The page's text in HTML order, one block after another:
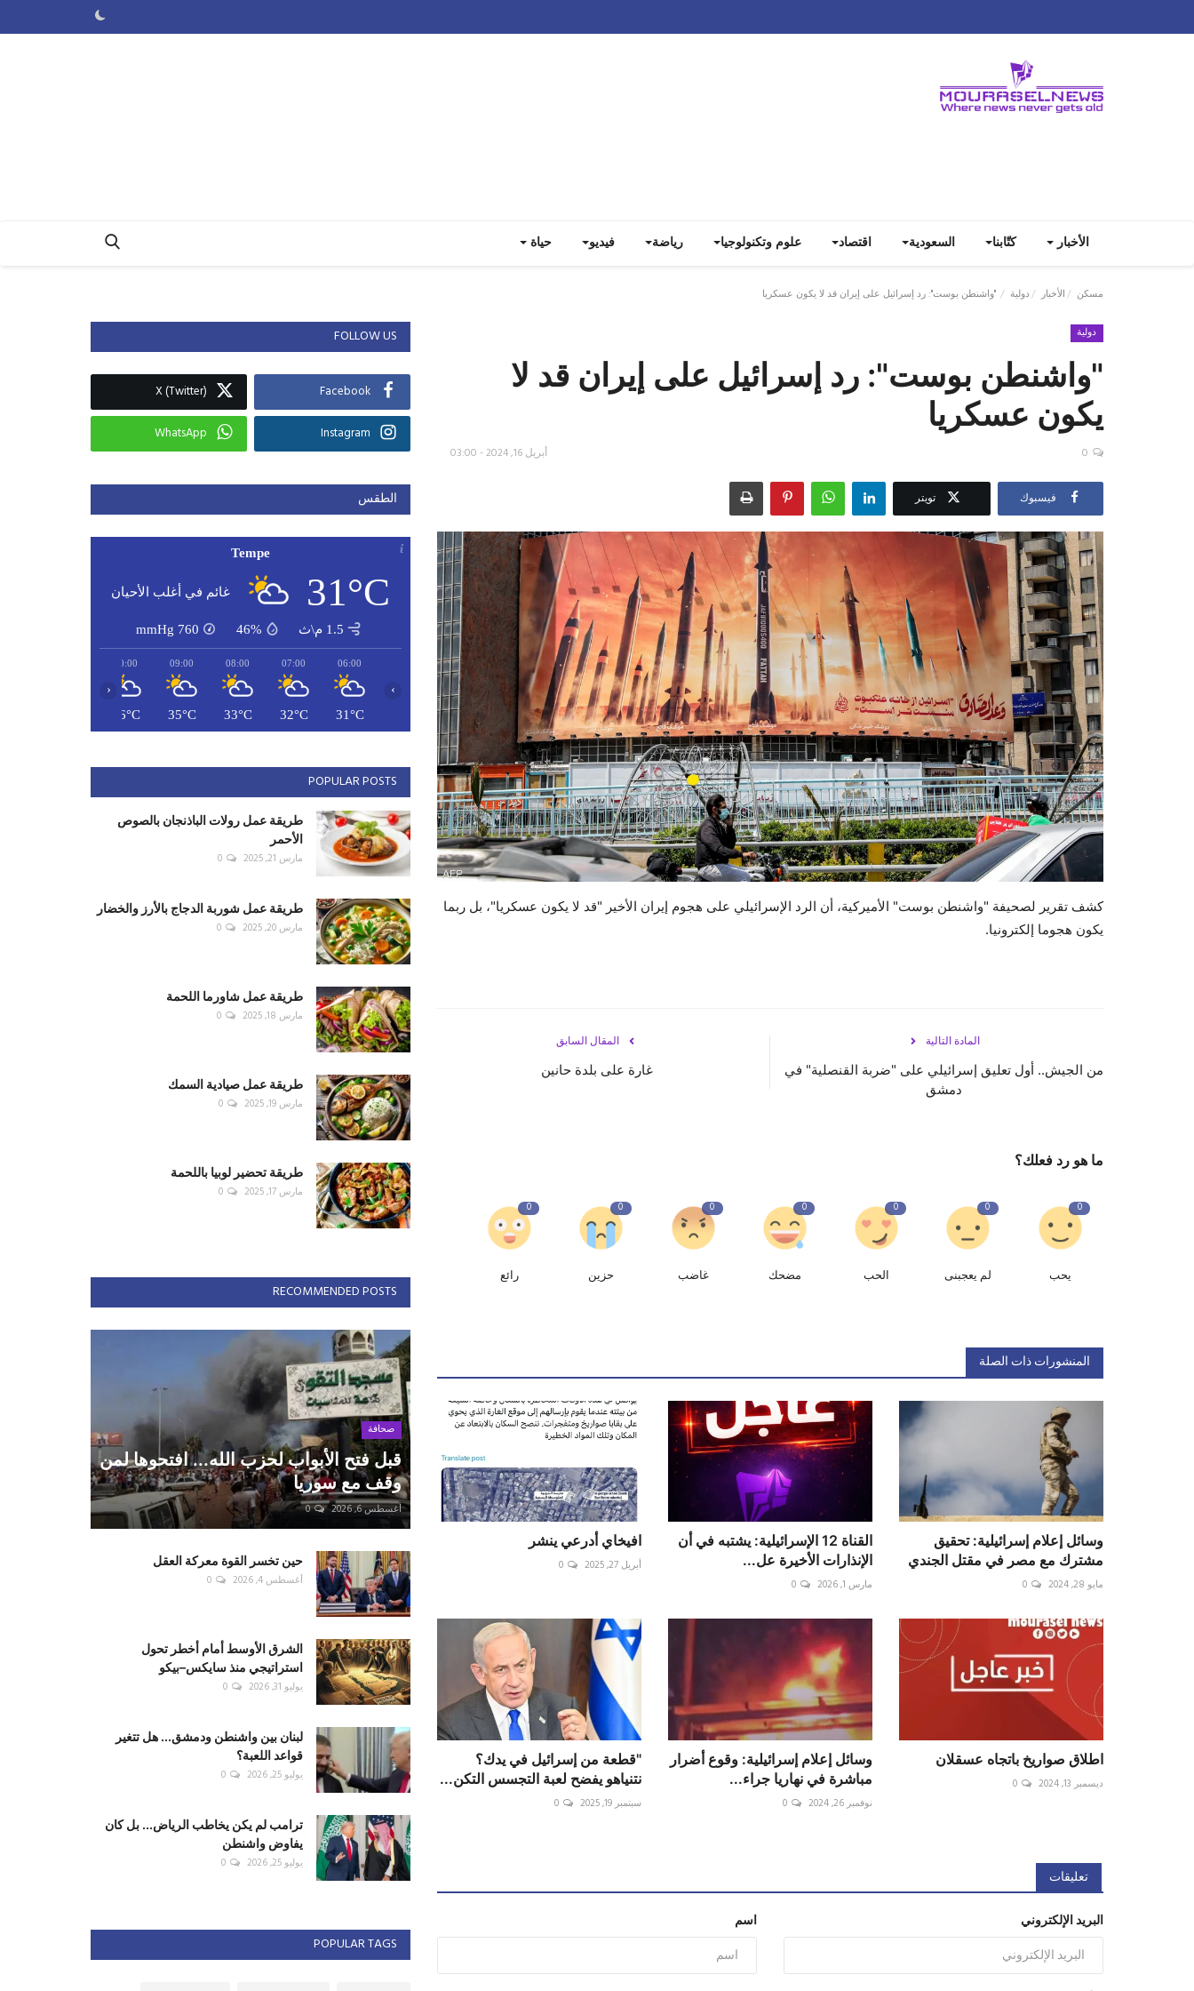
الأخبار كتّابنا السعودية اقتصاد علوم وتكنولوجيا رياضة فيديو حياة
مسكن الأخبار دولية "واشنطن بوست": رد إسرائيل على إيران قد لا يكون عسكريا
دولية
"واشنطن بوست": رد إسرائيل على إيران قد لا
يكون عسكريا
أبريل 16, 2024 - 03:00 0
فيسبوك تويتر
كشف تقرير لصحيفة "واشنطن بوست" الأميركية، أن الرد الإسرائيلي على هجوم إيران الأخير "قد لا يكون عسكريا"، بل ربما
يكون هجوما إلكترونيا.
المقال السابق
غارة على بلدة حانين
المادة التالية
من الجيش.. أول تعليق إسرائيلي على "ضربة القنصلية" في
دمشق
ما هو رد فعلك؟
0
يحب
0
لم يعجبنى
0
الحب
0
مضحك
0
غاضب
0
حزين
0
رائع
المنشورات ذات الصلة
وسائل إعلام إسرائيلية: تحقيق
مشترك مع مصر في مقتل الجندي
مايو 28, 2024 0
القناة 12 الإسرائيلية: يشتبه في أن
الإنذارات الأخيرة عل...
مارس 1, 2026 0
افيخاي أدرعي ينشر
أبريل 27, 2025 0
اطلاق صواريخ باتجاه عسقلان
ديسمبر 13, 2024 0
وسائل إعلام إسرائيلية: وقوع أضرار
مباشرة في نهاريا جراء...
نوفمبر 26, 2024 0
"قطعة من إسرائيل في يدك؟
نتنياهو يفضح لعبة التجسس التكن...
سبتمبر 19, 2025 0
تعليقات
اسم البريد الإلكتروني
FOLLOW US
Facebook
X (Twitter)
Instagram
WhatsApp
الطقس
Tempe
31°C غائم في أغلب الأحيان
1.5 م\ث 46%
760
mmHg
06:00
31°C
07:00
32°C
08:00
33°C
09:00
35°C
10:00
36°C
‹ ›
POPULAR POSTS
طريقة عمل رولات الباذنجان بالصوص
الأحمر
مارس 21, 2025 0
طريقة عمل شوربة الدجاج بالأرز والخضار
مارس 20, 2025 0
طريقة عمل شاورما اللحمة
مارس 18, 2025 0
طريقة عمل صيادية السمك
مارس 19, 2025 0
طريقة تحضير لوبيا باللحمة
مارس 17, 2025 0
RECOMMENDED POSTS
صحافة
قبل فتح الأبواب لحزب الله... افتحوها لمن
وقف مع سوريا
أغسطس 6, 2026 0
حين تخسر القوة معركة العقل
أغسطس 4, 2026 0
الشرق الأوسط أمام أخطر تحول
استراتيجي منذ سايكس–بيكو
يوليو 31, 2026 0
لبنان بين واشنطن ودمشق... هل تتغير
قواعد اللعبة؟
يوليو 25, 2026 0
ترامب لم يكن يخاطب الرياض... بل كان
يفاوض واشنطن
يوليو 25, 2026 0
POPULAR TAGS